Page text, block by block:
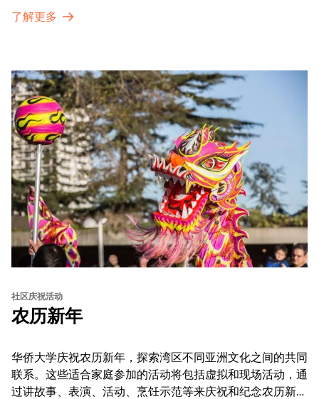
了解更多
社区庆祝活动
农历新年
华侨大学庆祝农历新年，探索湾区不同亚洲文化之间的共同
联系。这些适合家庭参加的活动将包括虚拟和现场活动，通
过讲故事、表演、活动、烹饪示范等来庆祝和纪念农历新年